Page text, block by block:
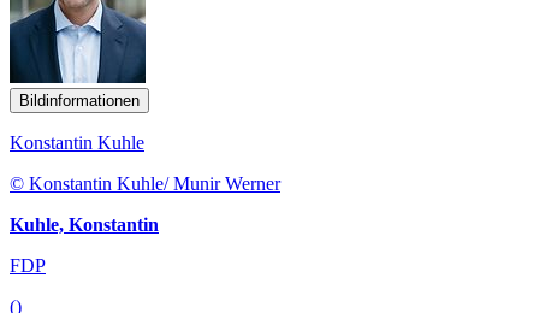
Bildinformationen
Konstantin Kuhle
© Konstantin Kuhle/ Munir Werner
Kuhle, Konstantin
FDP
()